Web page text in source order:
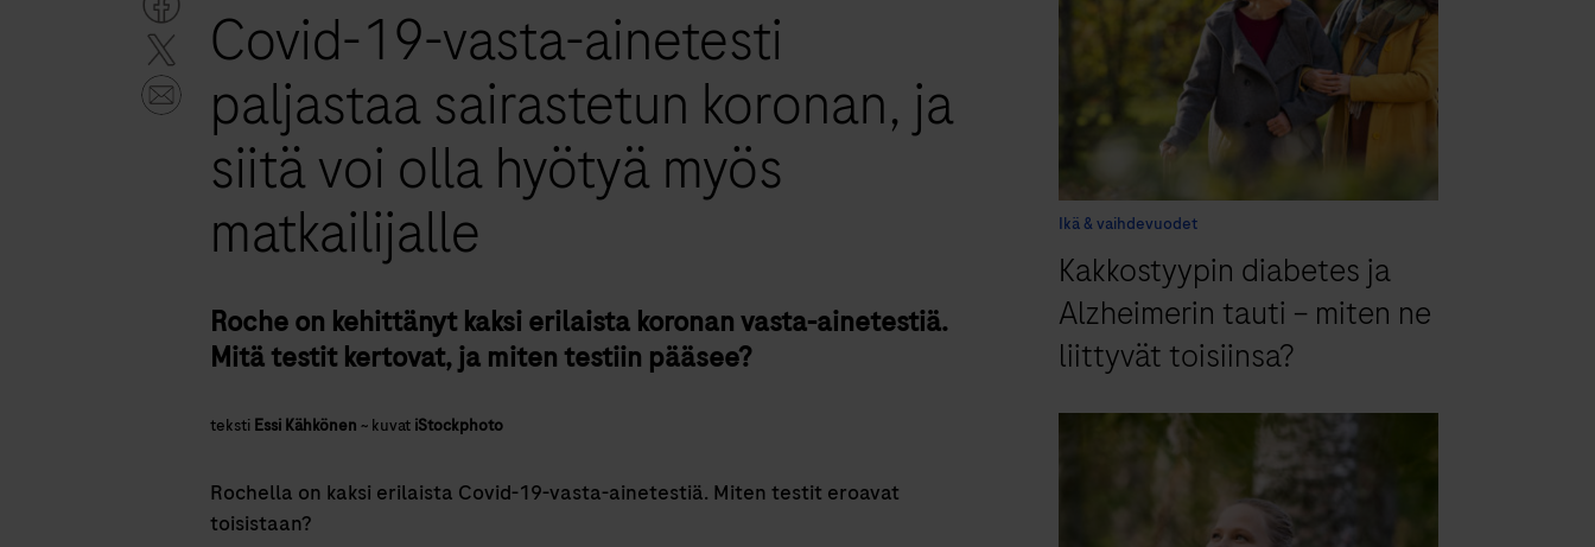
Covid-19-vasta-ainetesti
paljastaa sairastetun koronan, ja
siitä voi olla hyötyä myös
matkailijalle
Roche on kehittänyt kaksi erilaista koronan vasta-ainetestiä.
Mitä testit kertovat, ja miten testiin pääsee?
teksti Essi Kähkönen ~ kuvat iStockphoto
Rochella on kaksi erilaista Covid-19-vasta-ainetestiä. Miten testit eroavat
toisistaan?
Ikä & vaihdevuodet
Kakkostyypin diabetes ja
Alzheimerin tauti – miten ne
liittyvät toisiinsa?